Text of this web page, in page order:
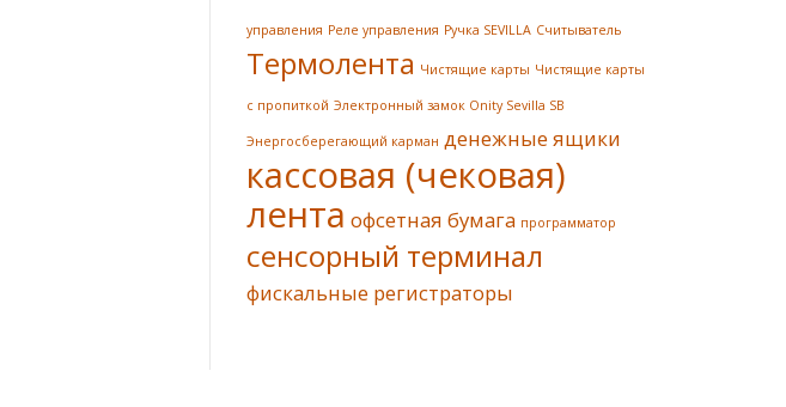
управления Реле управления Ручка SEVILLA Считыватель
Термолента Чистящие карты Чистящие карты
с пропиткой Электронный замок Onity Sevilla SB
Энергосберегающий карман денежные ящики
кассовая (чековая)
лента офсетная бумага программатор
сенсорный терминал
фискальные регистраторы